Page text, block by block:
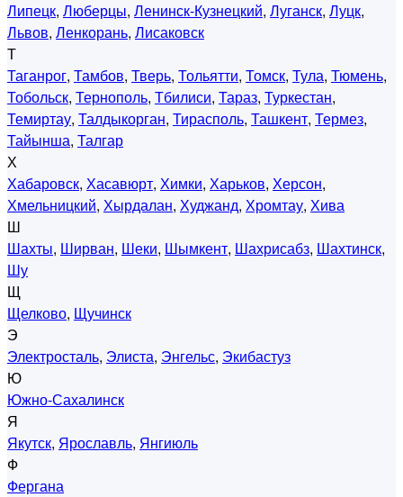
Липецк, Люберцы, Ленинск-Кузнецкий, Луганск, Луцк,
Львов, Ленкорань, Лисаковск
Т
Таганрог, Тамбов, Тверь, Тольятти, Томск, Тула, Тюмень,
Тобольск, Тернополь, Тбилиси, Тараз, Туркестан,
Темиртау, Талдыкорган, Тирасполь, Ташкент, Термез,
Тайынша, Талгар
Х
Хабаровск, Хасавюрт, Химки, Харьков, Херсон,
Хмельницкий, Хырдалан, Худжанд, Хромтау, Хива
Ш
Шахты, Ширван, Шеки, Шымкент, Шахрисабз, Шахтинск,
Шу
Щ
Щелково, Щучинск
Э
Электросталь, Элиста, Энгельс, Экибастуз
Ю
Южно-Сахалинск
Я
Якутск, Ярославль, Янгиюль
Ф
Фергана